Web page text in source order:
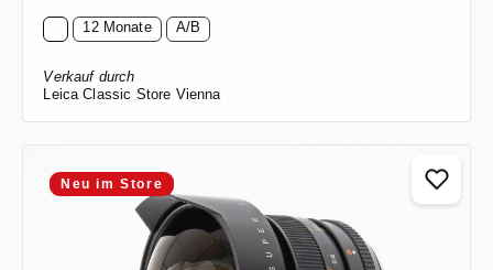
12 Monate A/B
Verkauf durch
Leica Classic Store Vienna
Neu im Store